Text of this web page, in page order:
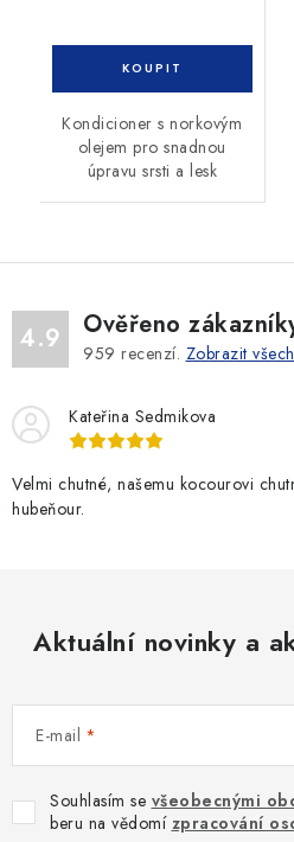
Kondicioner s norkovým
olejem pro snadnou
úpravu srsti a lesk
4.9 Ověřeno
959 recenzí. Zobrazit
Kateřina Sedmikova
Velmi chutné, našemu kocourovi
hubeňour.
Aktuální novinky a
E-mail
Souhlasím se všeobecnými
beru na vědomí zpracování